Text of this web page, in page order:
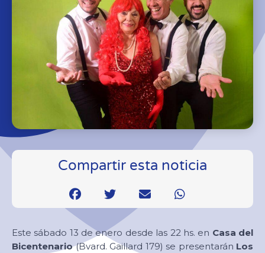
Compartir esta noticia
Este sábado 13 de enero desde las 22 hs. en Casa del
Bicentenario(Bvard. Gaillard 179) se presentarán Los